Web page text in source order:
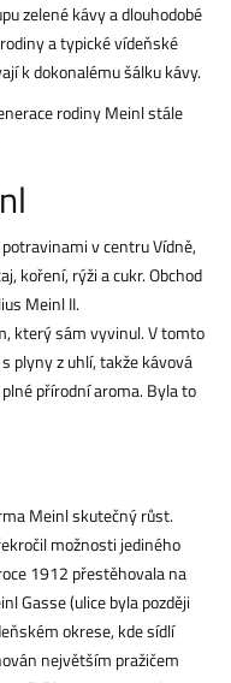
zelené kávy a dlouhodobé
a typické vídeňské
k dokonalému šálku kávy.
rodiny Meinl stále
v centru Vídně,
koření, rýži a cukr. Obchod
Meinl II.
který sám vyvinul. V tomto
plyny z uhlí, takže kávová
přírodní aroma. Byla to
Meinl skutečný růst.
možnosti jediného
1912 přestěhovala na
Gasse (ulice byla později
okrese, kde sídlí
největším pražičem